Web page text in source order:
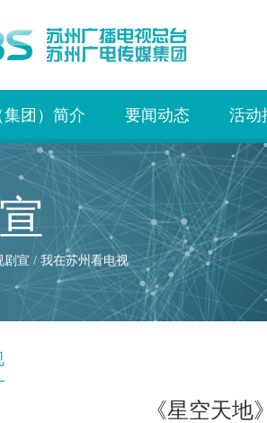
集团）简介 要闻动态 活动
剧宣 / 我在苏州看电视
《星空天地